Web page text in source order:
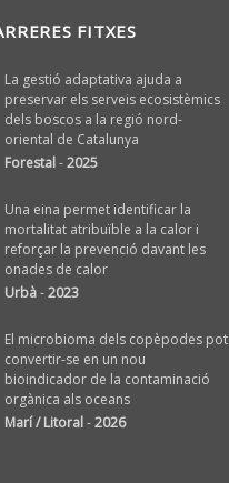
FITXES
La gestió adaptativa ajuda a
preservar els serveis ecosistèmics
dels boscos a la regió nord-
oriental de Catalunya
Forestal-2025
Una eina permet identificar la
mortalitat atribuïble a la calor i
reforçar la prevenció davant les
onades de calor
Urbà-2023
El microbioma dels copèpodes pot
convertir-se en un nou
bioindicador de la contaminació
orgànica als oceans
Marí / Litoral-2026